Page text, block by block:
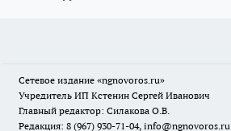
Сетевое издание «ngnovoros.ru»
Учредитель ИП Кстенин Сергей Иванович
Главный редактор: Силакова О.В.
Редакция: 8 (967) 930-71-04, info@ngnovoros.ru